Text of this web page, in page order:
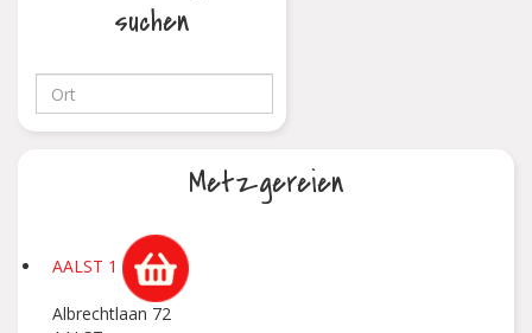
suchen
Metzgereien
AALST 1
Albrechtlaan 72